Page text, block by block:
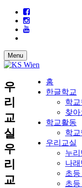
Menu
홈
한글학교
학
찾
학교활동
학
우리교실
누
나
초등
초등
우
리
교
실
우
리
교